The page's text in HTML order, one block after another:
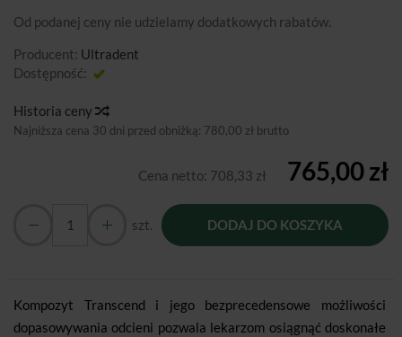
Od podanej ceny nie udzielamy dodatkowych rabatów.
Producent: Ultradent
Dostępność:
Historia ceny
Najniższa cena 30 dni przed obniżką: 780,00 zł brutto
Cena netto: 708,33 zł 765,00 zł
szt. DODAJ DO KOSZYKA
Kompozyt Transcend i jego bezprecedensowe możliwości
dopasowywania odcieni pozwala lekarzom osiągnąć doskonałe